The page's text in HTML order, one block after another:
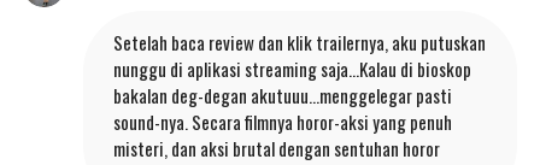
Setelah baca review dan klik trailernya, aku putuskan
nunggu di aplikasi streaming saja...Kalau di bioskop
bakalan deg-degan akutuuu...menggelegar pasti
sound-nya. Secara filmnya horor-aksi yang penuh
misteri, dan aksi brutal dengan sentuhan horor